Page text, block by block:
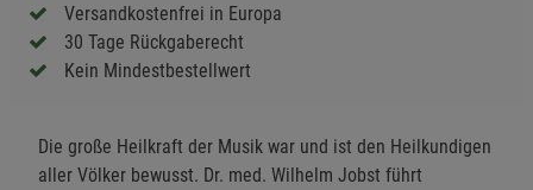
Versandkostenfrei in Europa
30 Tage Rückgaberecht
Kein Mindestbestellwert
Die große Heilkraft der Musik war und ist den Heilkundigen
aller Völker bewusst. Dr. med. Wilhelm Jobst führt